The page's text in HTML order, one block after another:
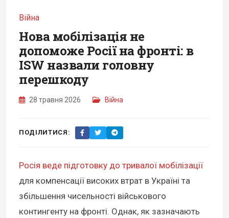
Війна
Нова мобілізація не
допоможе Росії на фронті: в
ISW назвали головну
перешкоду
28 травня 2026 Війна
ПОДІЛИТИСЯ:
Росія веде підготовку до тривалої мобілізації
для компенсації високих втрат в Україні та
збільшення чисельності військового
контингенту на фронті. Однак, як зазначають